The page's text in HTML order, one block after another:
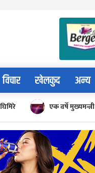
विचार खेलकुद अन्य
एक वर्षे मुख्यमन्त्री